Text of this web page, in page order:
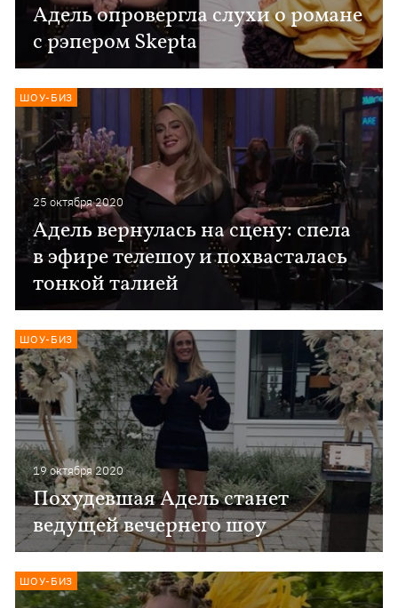
Адель опровергла слухи о романе
с рэпером Skepta
25 октября 2020
Адель вернулась на сцену: спела
в эфире телешоу и похвасталась
тонкой талией
ШОУ-БИЗ
19 октября 2020
Похудевшая Адель станет
ведущей вечернего шоу
ШОУ-БИЗ
ШОУ-БИЗ